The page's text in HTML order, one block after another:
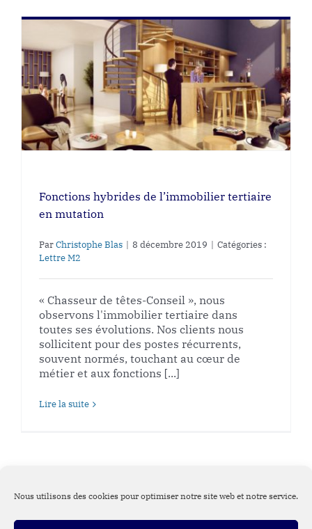
Nous utilisons des cookies pour optimiser notre site web et notre service.
Fonctions hybrides de l’immobilier tertiaire
en mutation
ParChristophe Blas | 8 décembre 2019 | Catégories :
Lettre M2
« Chasseur de têtes-Conseil », nous
observons l'immobilier tertiaire dans
toutes ses évolutions. Nos clients nous
sollicitent pour des postes récurrents,
souvent normés, touchant au cœur de
métier et aux fonctions [...]
Lire la suite